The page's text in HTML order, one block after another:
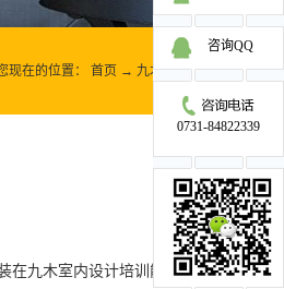
现在的位置： 首页 → 九木动态 →
更多>>
工装在九木室内设计培训能学到东西吗?
咨询QQ
0731-84822339